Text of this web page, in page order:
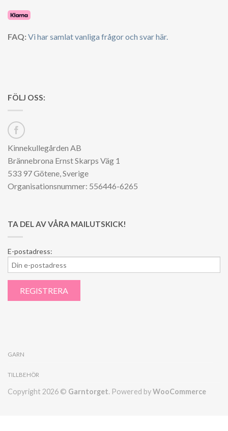
FAQ:Vi har samlat vanliga frågor och svar här.
FÖLJ OSS:
Kinnekullegården AB
Brännebrona Ernst Skarps Väg 1
533 97 Götene, Sverige
Organisationsnummer: 556446-6265
TA DEL AV VÅRA MAILUTSKICK!
E-postadress:
GARN
TILLBEHÖR
Copyright 2026 © Garntorget. Powered byWooCommerce